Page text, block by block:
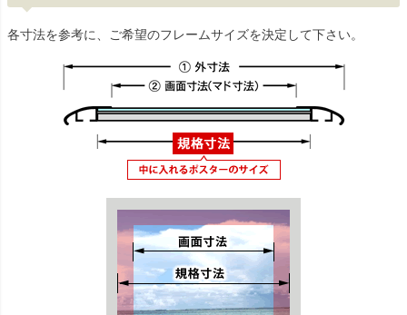
各寸法を参考に、ご希望のフレームサイズを決定して下さい。